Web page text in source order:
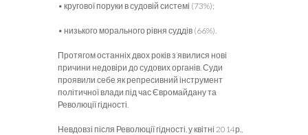
• кругової поруки в судовій системі (73%);
• низького морального рівня суддів (66%).
Протягом останніх двох років з’явилися нові
причини недовіри до судових органів. Суди
проявили себе як репресивний інструмент
політичної влади під час Євромайдану та
Революції гідності.
Невдовзі після Революції гідності, у квітні 2014р.,